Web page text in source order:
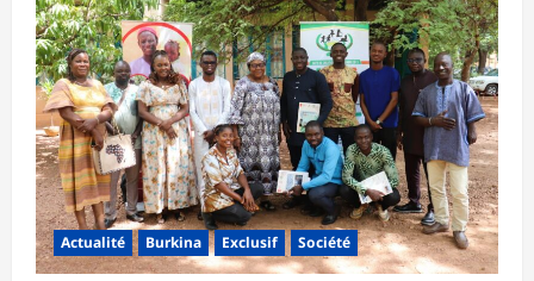
Actualité Burkina Exclusif Société